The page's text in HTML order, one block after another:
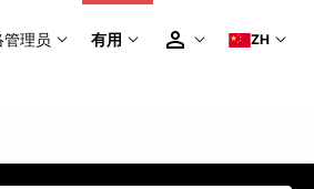
管理员 有用 ZH